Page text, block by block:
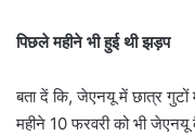
पिछले महीने भी हुई थी झड़प
बता दें कि, जेएनयू में छात्र गुटों
महीने 10 फरवरी को भी